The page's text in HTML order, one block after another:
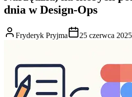
dnia w Design-Ops
Fryderyk Pryjma 25 czerwca 2025